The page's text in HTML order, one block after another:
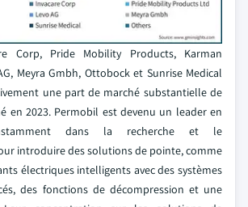
Corp, Pride Mobility Products, Karman
Meyra Gmbh, Ottobock et Sunrise Medical
une part de marché substantielle de
en 2023. Permobil est devenu un leader en
dans la recherche et le
introduire des solutions de pointe, comme
électriques intelligents avec des systèmes
des fonctions de décompression et une